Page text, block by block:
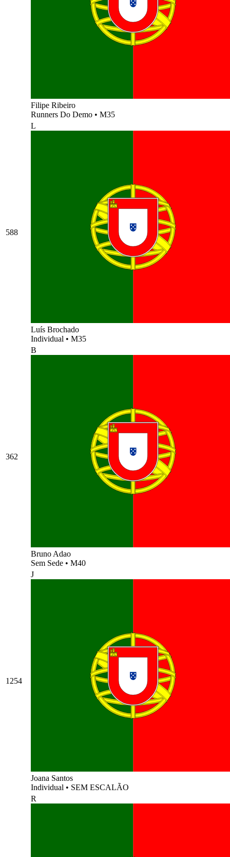
Filipe Ribeiro
Runners Do Demo • M35
588
L
Luís Brochado
Individual • M35
362
B
Bruno Adao
Sem Sede • M40
1254
J
Joana Santos
Individual • SEM ESCALÃO
R